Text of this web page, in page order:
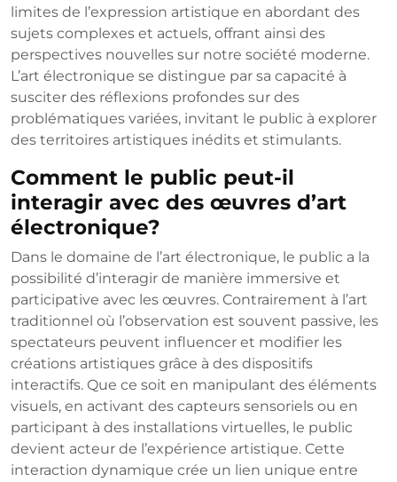
limites de l’expression artistique en abordant des
sujets complexes et actuels, offrant ainsi des
perspectives nouvelles sur notre société moderne.
L’art électronique se distingue par sa capacité à
susciter des réflexions profondes sur des
problématiques variées, invitant le public à explorer
des territoires artistiques inédits et stimulants.
Comment le public peut-il
interagir avec des œuvres d’art
électronique?
Dans le domaine de l’art électronique, le public a la
possibilité d’interagir de manière immersive et
participative avec les œuvres. Contrairement à l’art
traditionnel où l’observation est souvent passive, les
spectateurs peuvent influencer et modifier les
créations artistiques grâce à des dispositifs
interactifs. Que ce soit en manipulant des éléments
visuels, en activant des capteurs sensoriels ou en
participant à des installations virtuelles, le public
devient acteur de l’expérience artistique. Cette
interaction dynamique crée un lien unique entre